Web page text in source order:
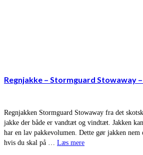
Regnjakke – Stormguard Stowaway
Regnjakken Stormguard Stowaway fra det
jakke der både er vandtæt og vindtæt. Jakken
har en lav pakkevolumen. Dette gør jakken nem
hvis du skal på … Læs mere